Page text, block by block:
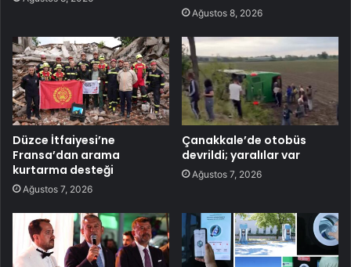
Ağustos 8, 2026
Düzce İtfaiyesi’ne
Fransa’dan arama
kurtarma desteği
Ağustos 7, 2026
Çanakkale’de otobüs
devrildi; yaralılar var
Ağustos 7, 2026